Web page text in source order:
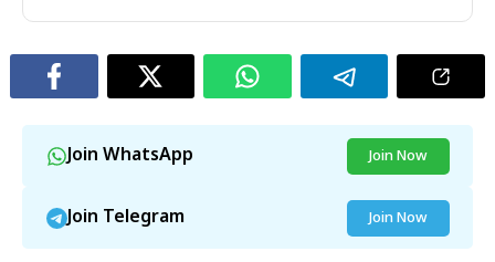
Join WhatsApp Join Now
Join Telegram Join Now